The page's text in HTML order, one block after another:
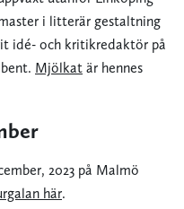
i litterär gestaltning
idé- och kritikredaktör på
Mjölkat är hennes
2023 på Malmö
här.